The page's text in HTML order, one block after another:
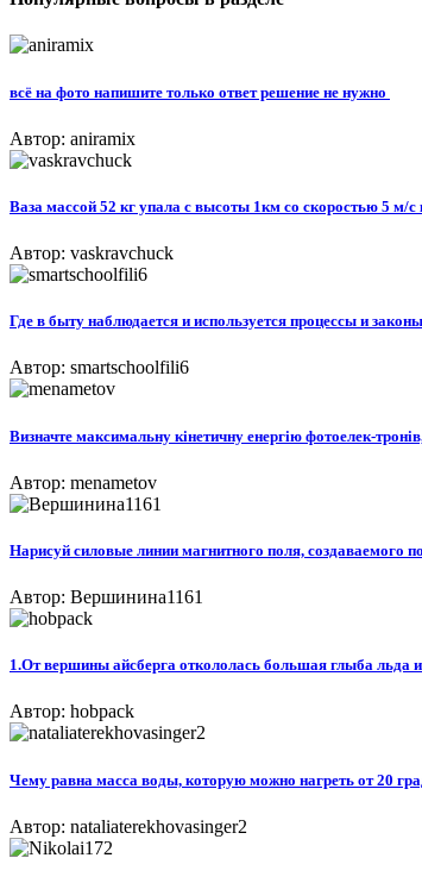
всё на фото напишите только ответ решение не нужно ​
Автор: aniramix
Ваза массой 52 кг упала с высоты 1км со скоростью 5 м/
Автор: vaskravchuck
Где в быту наблюдается и используется процессы и законы
Автор: smartschoolfili6
Визначте максимальну кінетичну енергію фотоелек-
Автор: menametov
Нарисуй силовые линии магнитного поля, создаваемого
Автор: Вершинина1161
1.От вершины айсберга откололась большая глыба льда
Автор: hobpack
Чему равна масса воды, которую можно нагреть от 20
Автор: nataliaterekhovasinger2